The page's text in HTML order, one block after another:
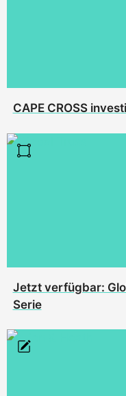
CAPE CROSS
Jetzt verfügbar:
Serie